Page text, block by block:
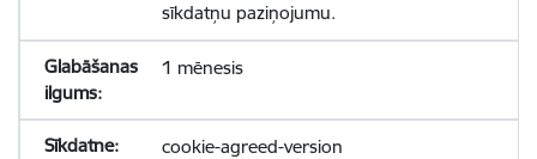
sīkdatņu paziņojumu.
1 mēnesis
cookie-agreed-version